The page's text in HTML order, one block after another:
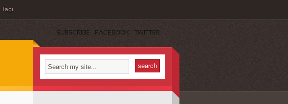
Tagi
SUBSCRIBE FACEBOOK TWITTER